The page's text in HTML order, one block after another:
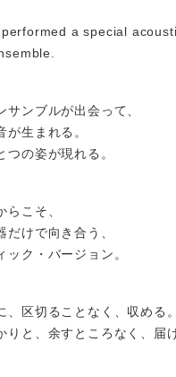
a special
サンブルが出会って、
が生まれる。
つの姿が現れる。
らこそ、
けで向き合う、
ク・バージョン。
、区切ることなく、収める。
りと、余すところなく、届